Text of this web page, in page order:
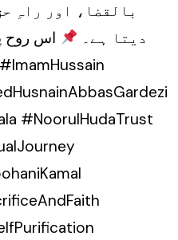
بالقضا، اور راہِ
دیتا ہے۔
اس روح
#NoorulHudaTrust